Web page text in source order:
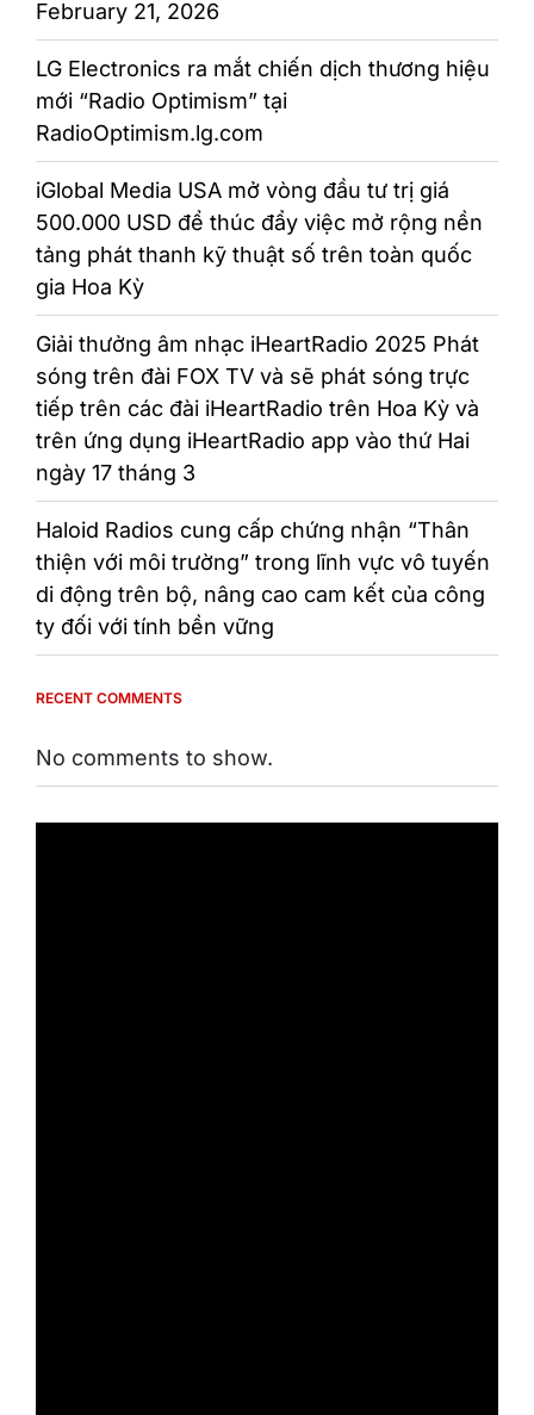
February 21, 2026
LG Electronics ra mắt chiến dịch thương hiệu
mới “Radio Optimism” tại
RadioOptimism.lg.com
iGlobal Media USA mở vòng đầu tư trị giá
500.000 USD để thúc đẩy việc mở rộng nền
tảng phát thanh kỹ thuật số trên toàn quốc
gia Hoa Kỳ
Giải thưởng âm nhạc iHeartRadio 2025 Phát
sóng trên đài FOX TV và sẽ phát sóng trực
tiếp trên các đài iHeartRadio trên Hoa Kỳ và
trên ứng dụng iHeartRadio app vào thứ Hai
ngày 17 tháng 3
Haloid Radios cung cấp chứng nhận “Thân
thiện với môi trường” trong lĩnh vực vô tuyến
di động trên bộ, nâng cao cam kết của công
ty đối với tính bền vững
RECENT COMMENTS
No comments to show.